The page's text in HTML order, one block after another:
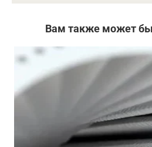
Вам также может